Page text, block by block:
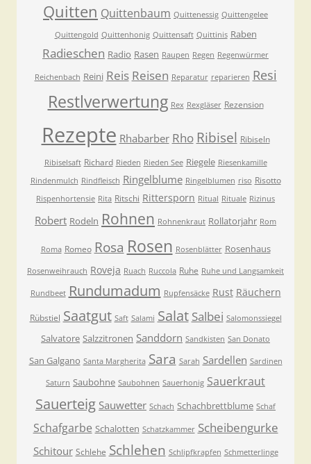
Quitten Quittenbaum Quittenessig Quittengelee
Quittengold Quittenhonig Quittensaft Quittinis Raben
Radieschen Radio Rasen Raupen Regen Regenwürmer
Reichenbach Reini Reis Reisen Reparatur reparieren Resi
Restlverwertung Rex Rexgläser Rezension
Rezepte Rhabarber Rho Ribisel Ribiseln
Ribiselsaft Richard Rieden Rieden See Riegele Riesenkamille
Rindenmulch Rindfleisch Ringelblume Ringelblumen riso Risotto
Rispenhortensie Rita Ritschi Rittersporn Ritual Rituale Rizinus
Robert Rodeln Rohnen Rohnenkraut Rollatorjahr Rom
Roma Romeo Rosa Rosen Rosenblätter Rosenhaus
Rosenweihrauch Roveja Ruach Ruccola Ruhe Ruhe und Langsamkeit
Rundbeet Rundumadum Rupfensäcke Rust Räuchern
Rübstiel Saatgut Saft Salami Salat Salbei Salomonssiegel
Salvatore Salzzitronen Sanddorn Sandkisten San Donato
San Galgano Santa Margherita Sara Sarah Sardellen Sardinen
Saturn Saubohne Saubohnen Sauerhonig Sauerkraut
Sauerteig Sauwetter Schach Schachbrettblume Schaf
Schafgarbe Schalotten Schatzkammer Scheibengurke
Schitour Schlehe Schlehen Schlipfkrapfen Schmetterlinge